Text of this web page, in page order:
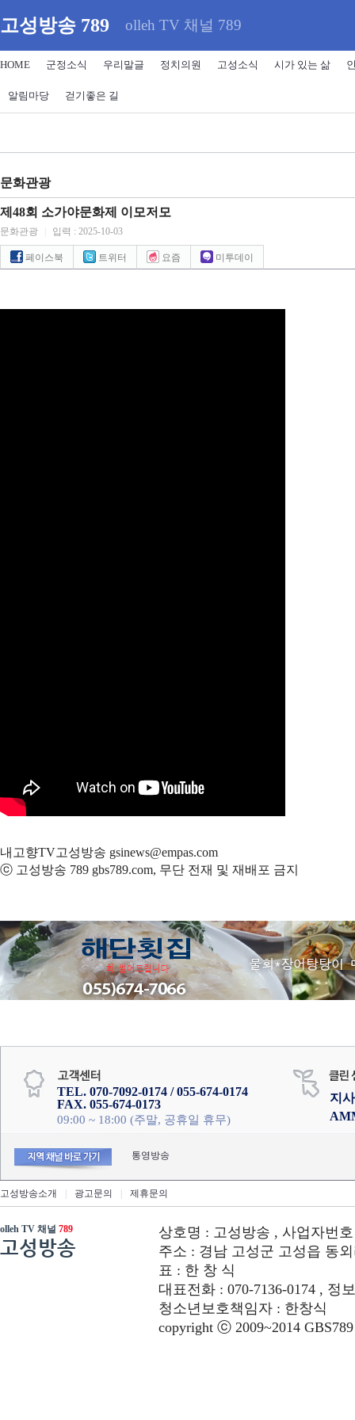
고성방송 789 olleh TV 채널 789
HOME 군정소식 우리말글 정치의원 고성소식 시가 있는 삶
알림마당 걷기좋은 길
문화관광
제48회 소가야문화제 이모저모
문화관광 입력 : 2025-10-03
페이스북 트위터 요즘 미투데이
내고향TV고성방송 gsinews@empas.com
ⓒ 고성방송 789 gbs789.com, 무단 전재 및 재배포 금지
TEL. 070-7092-0174 / 055-674-0174
FAX. 055-674-0173
09:00 ~ 18:00 (주말, 공휴일 휴무)
지
통영방송
고성방송소개 광고문의 제휴문의
olleh TV 채널 789
고성방송
상호명 : 고성방송 , 사업자번호
주소 : 경남 고성군 고성읍 동외
표 : 한 창 식
대표전화 : 070-7136-0174 , 정
청소년보호책임자 : 한창식
copyright ⓒ 2009~2014